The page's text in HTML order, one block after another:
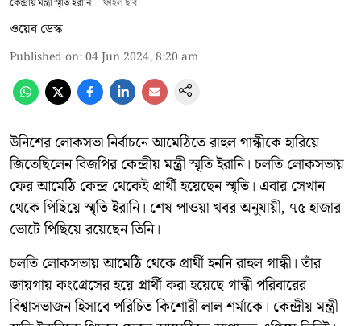
ওয়েব ডেস্ক
Published on:04 Jun 2024, 8:20 am
উনিশের লোকসভা নির্বাচনে আমেঠিতে রাহুল গান্ধীকে হারিয়ে
জিতেছিলেন বিজপির কেন্দ্রীয় মন্ত্রী স্মৃতি ইরানি। চলতি লোকসভায়
ফের আমেঠি কেন্দ্র থেকেই প্রার্থী হয়েছেন স্মৃতি। এবার সেখান
থেকে পিছিয়ে স্মৃতি ইরানি। শেষ পাওয়া খবর অনুযায়ী, ৭৫ হাজার
ভোটে পিছিয়ে রয়েছেন তিনি।
চলতি লোকসভায় আমেঠি থেকে প্রার্থী হননি রাহুল গান্ধী। তাঁর
জায়গায় কংগ্রেসের হয়ে প্রার্থী করা হয়েছে গান্ধী পরিবারের
বিশ্বাসভাজন হিসাবে পরিচিত কিশোরী লাল শর্মাকে। কেন্দ্রীয় মন্ত্রী